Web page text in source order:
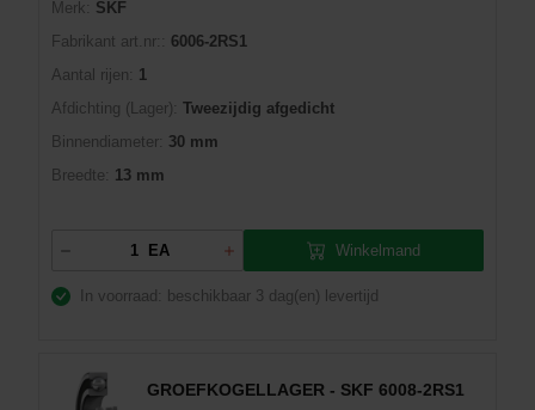
Merk:
SKF
Fabrikant art.nr::
6006-2RS1
Aantal rijen:
1
Afdichting (Lager): Tweezijdig afgedicht
Binnendiameter: 30 mm
Breedte:
13 mm
EA Winkelmand
In voorraad: beschikbaar 3 dag(en) levertijd
GROEFKOGELLAGER - SKF 6008-2RS1